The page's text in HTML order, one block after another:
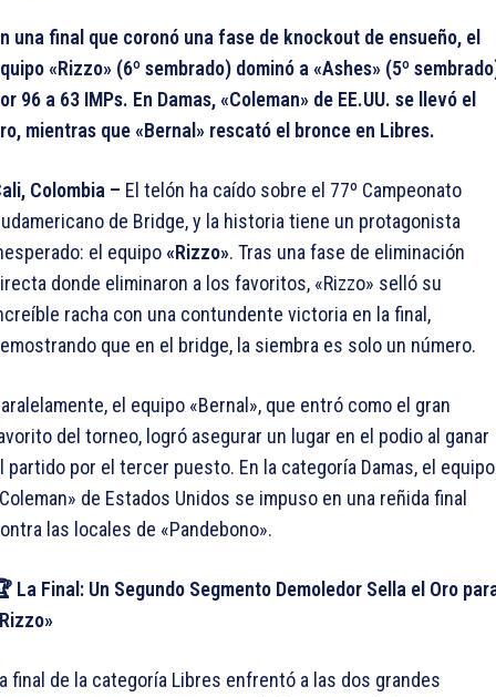
una final que coronó una fase de knockout de ensueño, el
«Rizzo» (6º sembrado) dominó a «Ashes» (5º
96 a 63 IMPs. En Damas, «Coleman» de EE.UU. se llevó el
mientras que «Bernal» rescató el bronce en Libres.
Colombia – El telón ha caído sobre el 77º Campeonato
de Bridge, y la historia tiene un protagonista
el equipo«Rizzo». Tras una fase de eliminación
donde eliminaron a los favoritos, «Rizzo» selló su
racha con una contundente victoria en la final,
que en el bridge, la siembra es solo un número.
el equipo «Bernal», que entró como el gran
del torneo, logró asegurar un lugar en el podio al ganar
partido por el tercer puesto. En la categoría Damas, el equipo
de Estados Unidos se impuso en una reñida final
las locales de «Pandebono».
La Final: Un Segundo Segmento Demoledor Sella el Oro
final de la categoría Libres enfrentó a las dos grandes